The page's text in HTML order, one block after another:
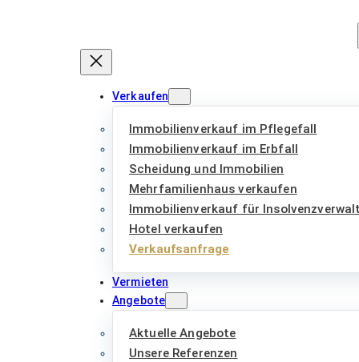
Verkaufen
Immobilienverkauf im Pflegefall
Immobilienverkauf im Erbfall
Scheidung und Immobilien
Mehrfamilienhaus verkaufen
Immobilienverkauf für
Hotel verkaufen
Verkaufsanfrage
Vermieten
Angebote
Aktuelle Angebote
Unsere Referenzen